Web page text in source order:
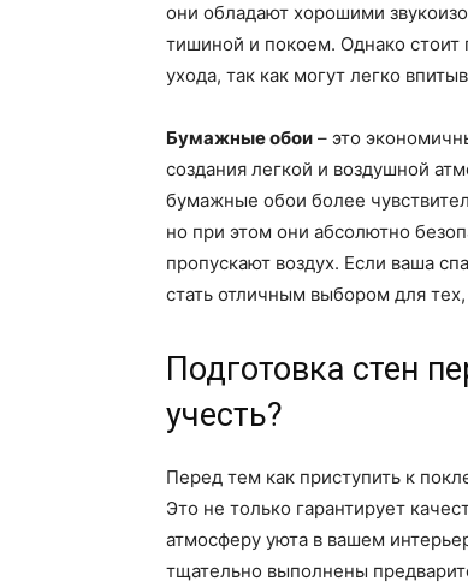
они обладают хорошими
тишиной и покоем. Однако стоит
ухода, так как могут легко
Бумажные обои – это
создания легкой и воздушной
бумажные обои более
но при этом они абсолютно
пропускают воздух. Если ваша
стать отличным выбором для
Подготовка стен
учесть?
Перед тем как приступить к
Это не только гарантирует
атмосферу уюта в вашем
тщательно выполнены